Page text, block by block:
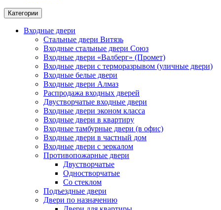
Категории
Входные двери
Стальные двери Витязь
Входные стальные двери Союз
Входные двери «Валберг» (Промет)
Входные двери с терморазрывом (уличные двери)
Входные белые двери
Входные двери Алмаз
Распродажа входных дверей
Двустворчатые входные двери
Входные двери эконом класса
Входные двери в квартиру
Входные тамбурные двери (в офис)
Входные двери в частный дом
Входные двери с зеркалом
Противопожарные двери
Двустворчатые
Одностворчатые
Со стеклом
Подъездные двери
Двери по назначению